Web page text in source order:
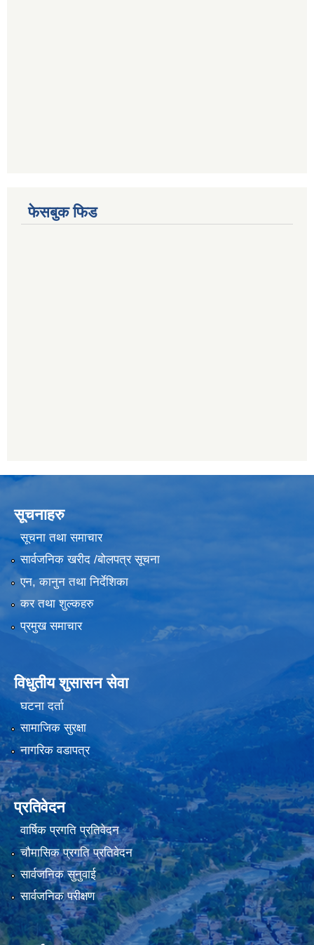
फेसबुक फिड
सूचनाहरु
सूचना तथा समाचार
सार्वजनिक खरीद /बोलपत्र सूचना
एन, कानुन तथा निर्देशिका
कर तथा शुल्कहरु
प्रमुख समाचार
विधुतीय शुसासन सेवा
घटना दर्ता
सामाजिक सुरक्षा
नागरिक वडापत्र
प्रतिवेदन
वार्षिक प्रगति प्रतिवेदन
चौमासिक प्रगति प्रतिवेदन
सार्वजनिक सुनुवाई
सार्वजनिक परीक्षण